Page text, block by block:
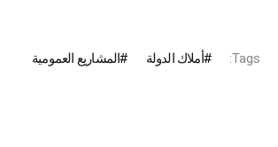
Tags: أملاك الدولة المشاريع العمومية